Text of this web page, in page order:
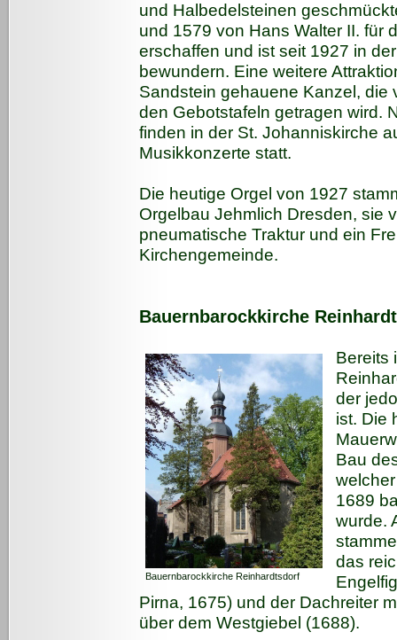
und Halbedelsteinen
und 1579 von Hans Walter II. für
erschaffen und ist seit 1927 in
bewundern. Eine weitere
Sandstein gehauene Kanzel, die
den Gebotstafeln getragen wird.
finden in der St. Johanniskirche
Musikkonzerte statt.
Die heutige Orgel von 1927
Orgelbau Jehmlich Dresden, sie
pneumatische Traktur und ein
Kirchengemeinde.
Bauernbarockkirche
Bauernbarockkirche Reinhardtsdorf
Bereits
der
ist. Die
Bau
1689
wurde.
das
Pirna, 1675) und der Dachreiter
über dem Westgiebel (1688).